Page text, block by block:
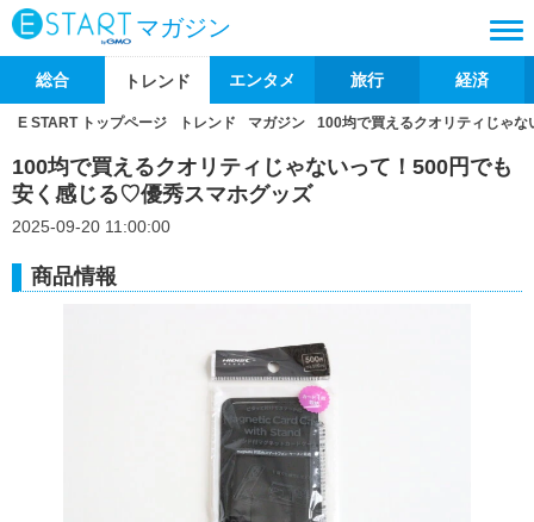
マガジン
総合 トレンド エンタメ 旅行 経済
E START トップページ トレンド マガジン 100均で買えるクオリティじゃ
100均で買えるクオリティじゃないって！500円でも
安く感じる♡優秀スマホグッズ
2025-09-20 11:00:00
商品情報